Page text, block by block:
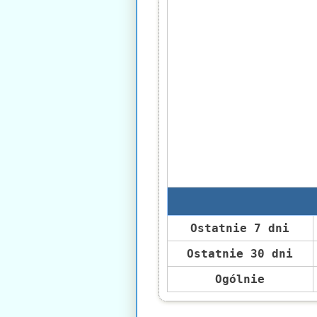
Ostatnie 7 dni
Ostatnie 30 dni
Ogólnie